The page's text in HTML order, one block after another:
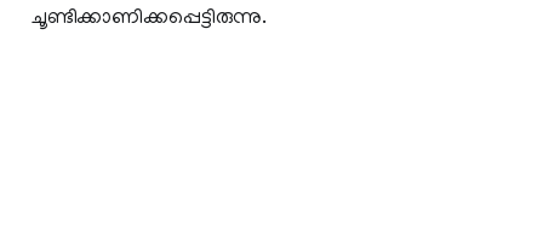
ചൂണ്ടിക്കാണിക്കപ്പെട്ടിരുന്നു.